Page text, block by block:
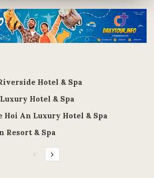
Hotel & Spa
Hotel & Spa
An Luxury Hotel & Spa
Resort & Spa